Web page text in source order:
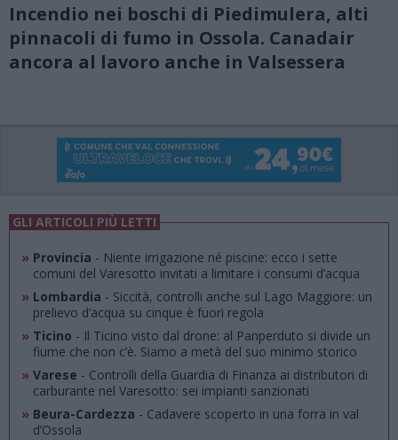
Incendio nei boschi di Piedimulera, alti
pinnacoli di fumo in Ossola. Canadair
ancora al lavoro anche in Valsessera
GLI ARTICOLI PIÙ LETTI
» Provincia - Niente irrigazione né piscine: ecco i sette
comuni del Varesotto invitati a limitare i consumi d’acqua
» Lombardia - Siccità, controlli anche sul Lago Maggiore: un
prelievo d’acqua su cinque è fuori regola
» Ticino - Il Ticino visto dal drone: al Panperduto si divide un
fiume che non c’è. Siamo a metà del suo minimo storico
» Varese - Controlli della Guardia di Finanza ai distributori di
carburante nel Varesotto: sei impianti sanzionati
» Beura-Cardezza - Cadavere scoperto in una forra in val
d’Ossola